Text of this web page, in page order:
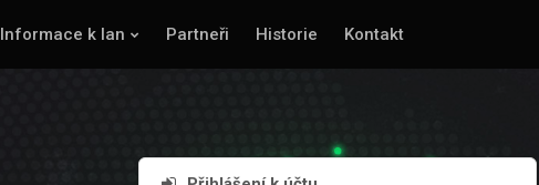
Informace k lan Partneři Historie Kontakt